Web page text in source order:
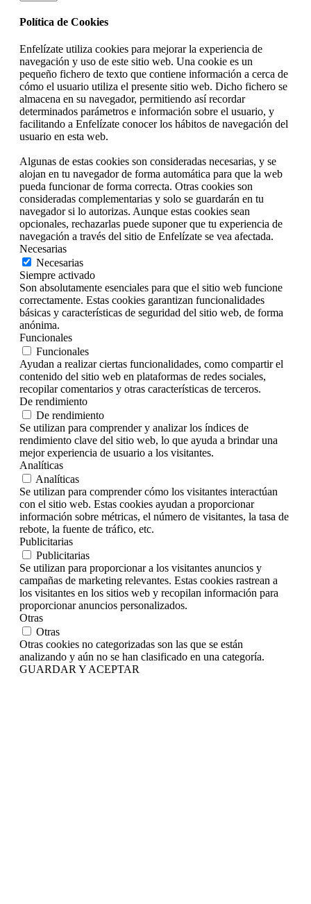
Política de Cookies
Enfelízate utiliza cookies para mejorar la experiencia de
navegación y uso de este sitio web. Una cookie es un
pequeño fichero de texto que contiene información a cerca de
cómo el usuario utiliza el presente sitio web. Dicho fichero se
almacena en su navegador, permitiendo así recordar
determinados parámetros e información sobre el usuario, y
facilitando a Enfelízate conocer los hábitos de navegación del
usuario en esta web.
Algunas de estas cookies son consideradas necesarias, y se
alojan en tu navegador de forma automática para que la web
pueda funcionar de forma correcta. Otras cookies son
consideradas complementarias y solo se guardarán en tu
navegador si lo autorizas. Aunque estas cookies sean
opcionales, rechazarlas puede suponer que tu experiencia de
navegación a través del sitio de Enfelízate se vea afectada.
Necesarias
Necesarias
Siempre activado
Son absolutamente esenciales para que el sitio web funcione
correctamente. Estas cookies garantizan funcionalidades
básicas y características de seguridad del sitio web, de forma
anónima.
Funcionales
Funcionales
Ayudan a realizar ciertas funcionalidades, como compartir el
contenido del sitio web en plataformas de redes sociales,
recopilar comentarios y otras características de terceros.
De rendimiento
De rendimiento
Se utilizan para comprender y analizar los índices de
rendimiento clave del sitio web, lo que ayuda a brindar una
mejor experiencia de usuario a los visitantes.
Analíticas
Analíticas
Se utilizan para comprender cómo los visitantes interactúan
con el sitio web. Estas cookies ayudan a proporcionar
información sobre métricas, el número de visitantes, la tasa de
rebote, la fuente de tráfico, etc.
Publicitarias
Publicitarias
Se utilizan para proporcionar a los visitantes anuncios y
campañas de marketing relevantes. Estas cookies rastrean a
los visitantes en los sitios web y recopilan información para
proporcionar anuncios personalizados.
Otras
Otras
Otras cookies no categorizadas son las que se están
analizando y aún no se han clasificado en una categoría.
GUARDAR Y ACEPTAR